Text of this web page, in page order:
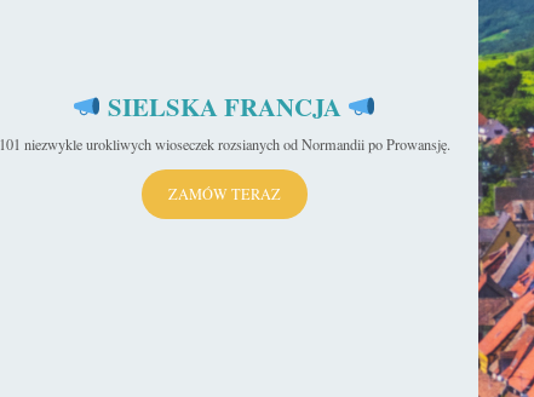
SIELSKA FRANCJA
101 niezwykle urokliwych wioseczek rozsianych od Normandii po Prowansję.
ZAMÓW TERAZ